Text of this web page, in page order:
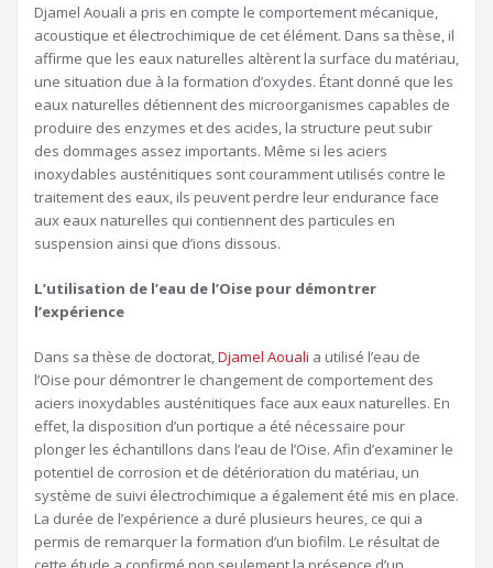
Djamel Aouali a pris en compte le comportement mécanique,
acoustique et électrochimique de cet élément. Dans sa thèse, il
affirme que les eaux naturelles altèrent la surface du matériau,
une situation due à la formation d’oxydes. Étant donné que les
eaux naturelles détiennent des microorganismes capables de
produire des enzymes et des acides, la structure peut subir
des dommages assez importants. Même si les aciers
inoxydables austénitiques sont couramment utilisés contre le
traitement des eaux, ils peuvent perdre leur endurance face
aux eaux naturelles qui contiennent des particules en
suspension ainsi que d’ions dissous.
L’utilisation de l’eau de l’Oise pour démontrer
l’expérience
Dans sa thèse de doctorat,Djamel Aouali a utilisé l’eau de
l’Oise pour démontrer le changement de comportement des
aciers inoxydables austénitiques face aux eaux naturelles. En
effet, la disposition d’un portique a été nécessaire pour
plonger les échantillons dans l’eau de l’Oise. Afin d’examiner le
potentiel de corrosion et de détérioration du matériau, un
système de suivi électrochimique a également été mis en place.
La durée de l’expérience a duré plusieurs heures, ce qui a
permis de remarquer la formation d’un biofilm. Le résultat de